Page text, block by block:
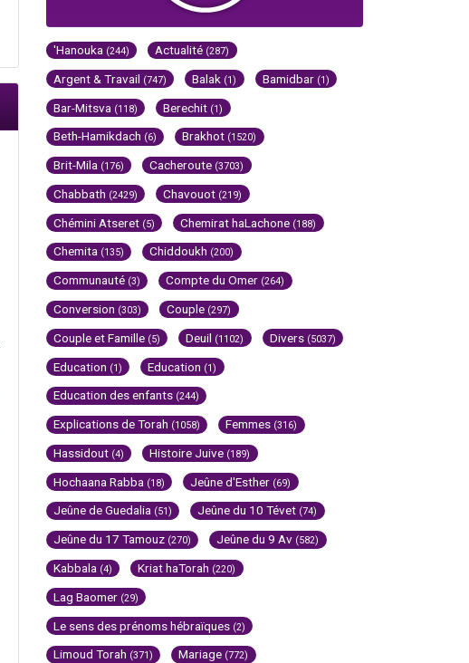
'Hanouka (244) Actualité (287)
Argent & Travail (747) Balak (1) Bamidbar (1)
Bar-Mitsva (118) Berechit (1)
Beth-Hamikdach (6) Brakhot (1520)
Brit-Mila (176) Cacheroute (3703)
Chabbath (2429) Chavouot (219)
Chémini Atseret (5) Chemirat haLachone (188)
Chemita (135) Chiddoukh (200)
Communauté (3) Compte du Omer (264)
Conversion (303) Couple (297)
Couple et Famille (5) Deuil (1102) Divers (5037)
Education (1) Education (1)
Education des enfants (244)
Explications de Torah (1058) Femmes (316)
Hassidout (4) Histoire Juive (189)
Hochaana Rabba (18) Jeûne d'Esther (69)
Jeûne de Guedalia (51) Jeûne du 10 Tévet (74)
Jeûne du 17 Tamouz (270) Jeûne du 9 Av (582)
Kabbala (4) Kriat haTorah (220)
Lag Baomer (29)
Le sens des prénoms hébraïques (2)
Limoud Torah (371) Mariage (772)